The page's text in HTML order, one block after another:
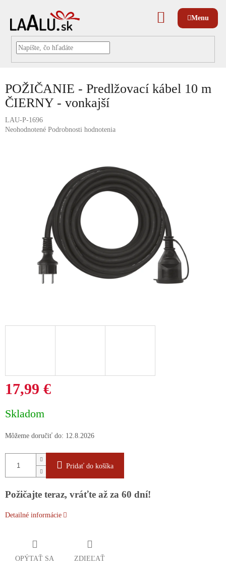
NÁKUPNÝ
KOŠÍK
POŽIČANIE - Predlžovací kábel 10 m
ČIERNY - vonkajší
LAU-P-1696
Priemerné
Neohodnotené Podrobnosti hodnotenia
17,99 €
cena:
Skladom
Môžeme doručiť do: 12.8.2026
Pridať do košíka
Požičajte teraz, vráťte až za 60 dní!
Detailné informácie
OPÝTAŤ SA ZDIEĽAŤ